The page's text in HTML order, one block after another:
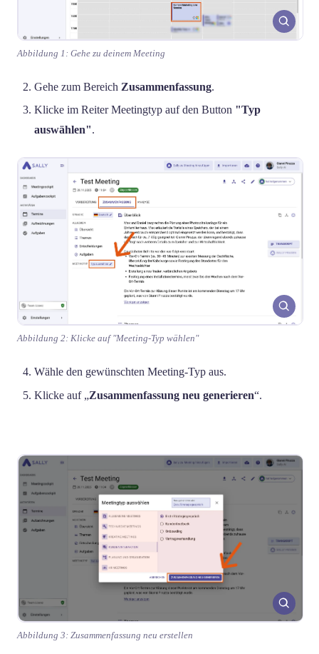
Abbildung 1: Gehe zu deinem Meeting
Gehe zum Bereich Zusammenfassung.
Klicke im Reiter Meetingtyp auf den Button "Typ
auswählen".
Abbildung 2: Klicke auf "Meeting-Typ wählen"
Wähle den gewünschten Meeting-Typ aus.
Klicke auf „Zusammenfassung neu generieren“.
Abbildung 3: Zusammenfassung neu erstellen